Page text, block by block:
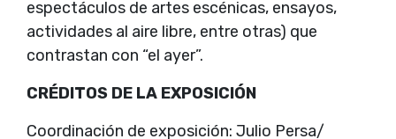
espectáculos de artes escénicas, ensayos,
actividades al aire libre, entre otras) que
contrastan con “el ayer”.
CRÉDITOS DE LA EXPOSICIÓN
Coordinación de exposición: Julio Persa/